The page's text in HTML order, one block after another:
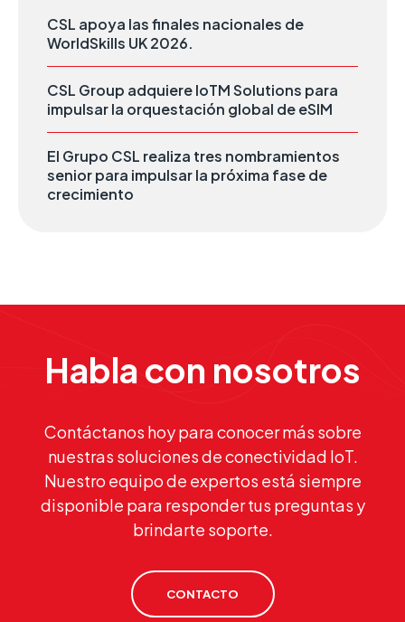
CSL apoya las finales nacionales de
WorldSkills UK 2026.
CSL Group adquiere IoTM Solutions para
impulsar la orquestación global de eSIM
El Grupo CSL realiza tres nombramientos
senior para impulsar la próxima fase de
crecimiento
Habla con nosotros
Contáctanos hoy para conocer más sobre
nuestras soluciones de conectividad IoT.
Nuestro equipo de expertos está siempre
disponible para responder tus preguntas y
brindarte soporte.
CONTACTO